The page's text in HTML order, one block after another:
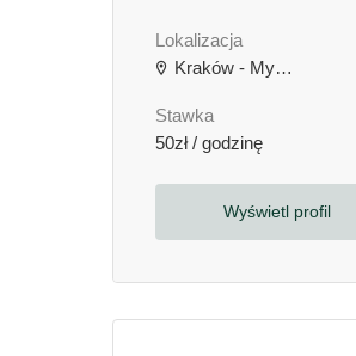
Lokalizacja
Kraków - Myślenice - Nowy Targ - Zakopane
Stawka
50zł / godzinę
Wyświetl profil